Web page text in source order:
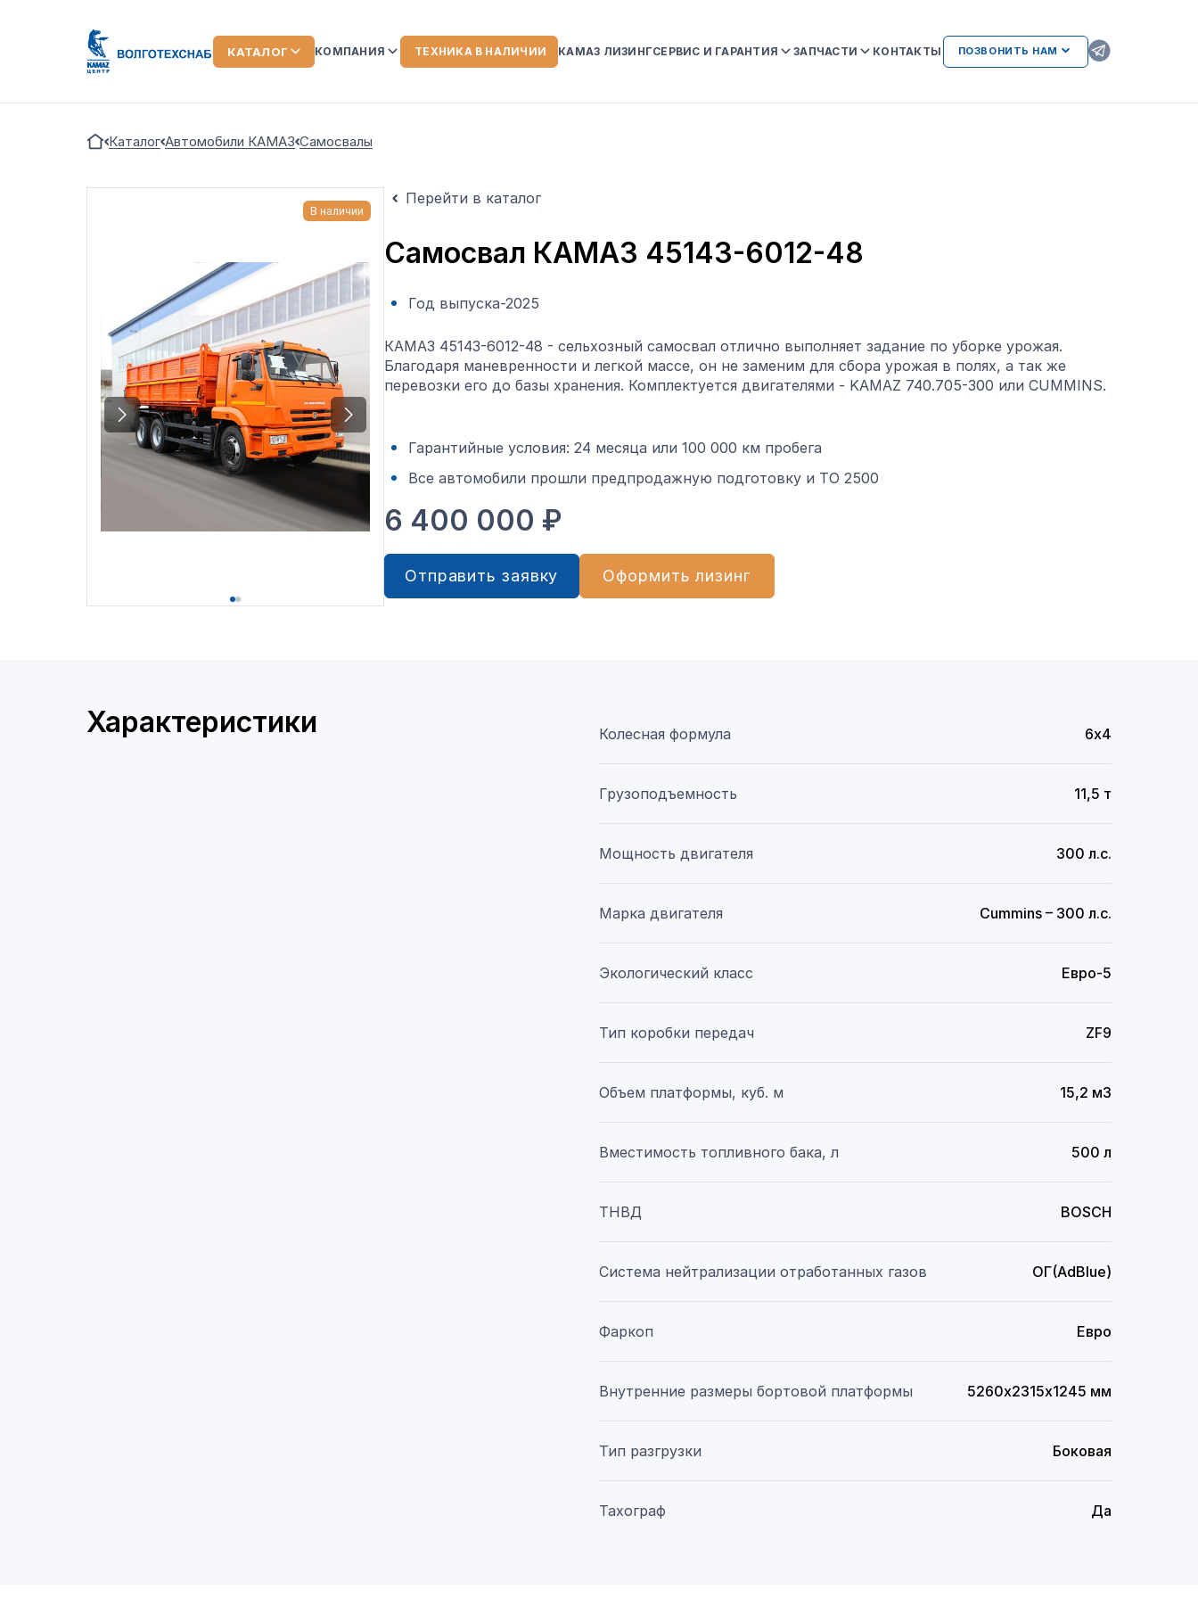
КАТАЛОГ КОМПАНИЯ
КОМАНДА
ОТЗЫВЫ О КОМПАНИИ
НОВОСТИ
ВИДЕООБЗОРЫ
ТЕХНИКА В НАЛИЧИИ КАМАЗ ЛИЗИНГСЕРВИС И ГАРАНТИЯ ЗАПЧАСТИ КОНТАКТЫ ПОЗВОНИТЬ НАМ
Каталог Автомобили КАМАЗ Самосвалы
В наличии
Перейти в каталог
Самосвал КАМАЗ 45143-6012-48
Год выпуска-2025
КАМАЗ 45143-6012-48 - сельхозный самосвал отлично выполняет задание по уборке урожая.
Благодаря маневренности и легкой массе, он не заменим для сбора урожая в полях, а так же
перевозки его до базы хранения. Комплектуется двигателями - KAMAZ 740.705-300 или CUMMINS.
Гарантийные условия: 24 месяца или 100 000 км пробега
Все автомобили прошли предпродажную подготовку и ТО 2500
6 400 000 ₽
Отправить заявку Оформить лизинг
Характеристики Колесная формула 6х4
Грузоподъемность 11,5 т
Мощность двигателя 300 л.с.
Марка двигателя Cummins – 300 л.с.
Экологический класс Евро-5
Тип коробки передач ZF9
Объем платформы, куб. м 15,2 м3
Вместимость топливного бака, л 500 л
ТНВД BOSCH
Система нейтрализации отработанных газов ОГ(AdBlue)
Фаркоп Евро
Внутренние размеры бортовой платформы 5260х2315х1245 мм
Тип разгрузки Боковая
Тахограф Да